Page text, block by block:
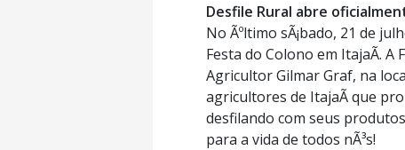
Desfile Rural abre
No Ãºltimo sÃ¡bado, 21 de
Festa do Colono em ItajaÃ­. A
Agricultor Gilmar Graf, na
agricultores de ItajaÃ­ que
desfilando com seus
para a vida de todos nÃ³s!